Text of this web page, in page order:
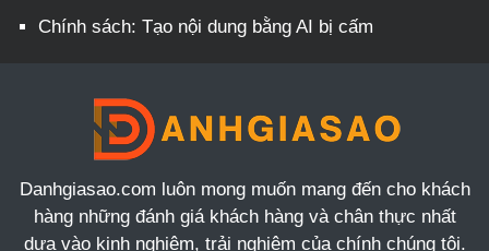
Chính sách: Tạo nội dung bằng AI bị cấm
Danhgiasao.com luôn mong muốn mang đến cho khách
hàng những đánh giá khách hàng và chân thực nhất
dựa vào kinh nghiệm, trải nghiệm của chính chúng tôi.